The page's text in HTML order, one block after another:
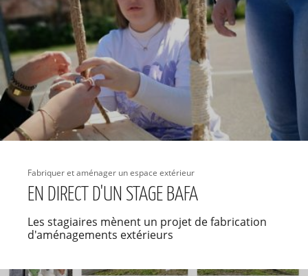
Fabriquer et aménager un espace extérieur
EN DIRECT D'UN STAGE BAFA
Les stagiaires mènent un projet de fabrication
d'aménagements extérieurs